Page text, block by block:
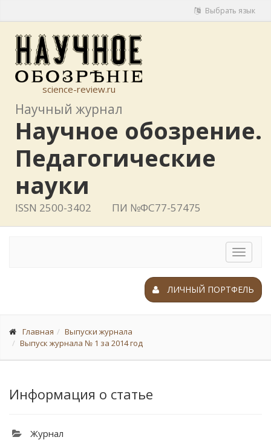
Выбрать язык
science-review.ru
Научный журнал
Научное обозрение.
Педагогические
науки
ISSN 2500-3402 ПИ №ФС77-57475
Toggle
ЛИЧНЫЙ ПОРТФЕЛЬ
Главная
Выпуски журнала
Выпуск журнала № 1 за 2014 год
Информация о статье
Журнал